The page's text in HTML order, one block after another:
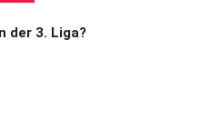
der 3. Liga?